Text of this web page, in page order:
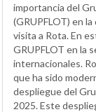
importancia del
(GRUPFLOT) en
visita a Rota. En
GRUPFLOT en la
internacionales.
que ha sido
despliegue del
2025. Este